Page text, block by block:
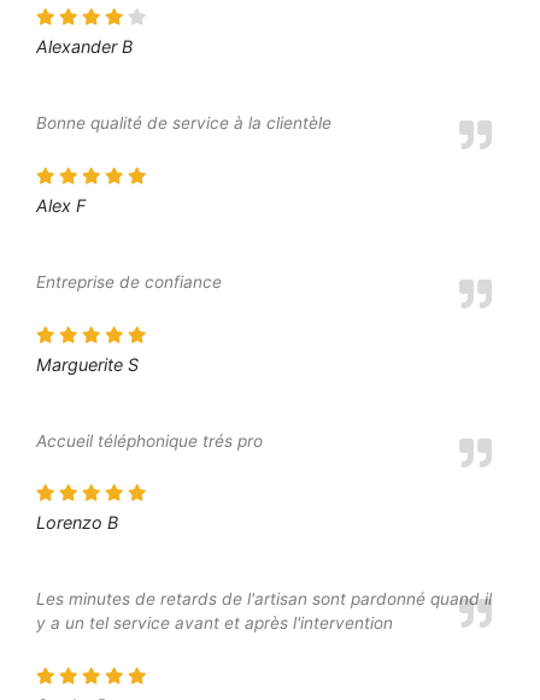
Alexander B
Bonne qualité de service à la clientèle
Alex F
Entreprise de confiance
Marguerite S
Accueil téléphonique trés pro
Lorenzo B
Les minutes de retards de l'artisan sont pardonné quand il
y a un tel service avant et après l'intervention